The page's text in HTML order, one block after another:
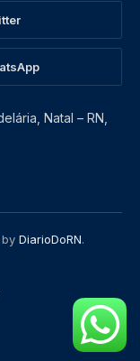
Natal – RN,
DiarioDoRN.